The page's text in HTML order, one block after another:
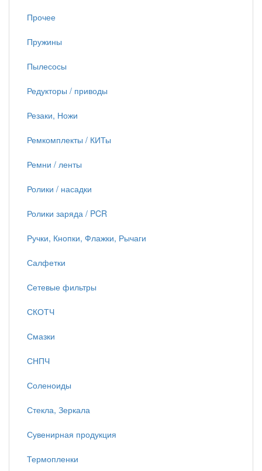
Прочее
Пружины
Пылесосы
Редукторы / приводы
Резаки, Ножи
Ремкомплекты / КИТы
Ремни / ленты
Ролики / насадки
Ролики заряда / PCR
Ручки, Кнопки, Флажки, Рычаги
Салфетки
Сетевые фильтры
СКОТЧ
Смазки
СНПЧ
Соленоиды
Стекла, Зеркала
Сувенирная продукция
Термопленки